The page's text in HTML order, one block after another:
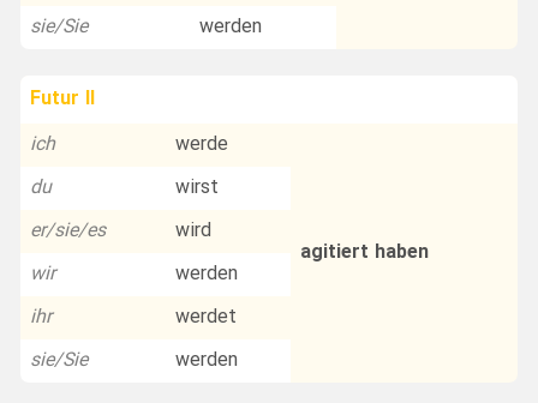
sie/Sie
werden
Futur II
ich
werde
agitiert haben
du
wirst
er/sie/es
wird
wir
werden
ihr
werdet
sie/Sie
werden